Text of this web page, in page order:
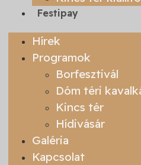
Festipay
Hírek
Programok
Borfesztivál
Dóm téri
Kincs tér
Hídivásár
Galéria
Kapcsolat